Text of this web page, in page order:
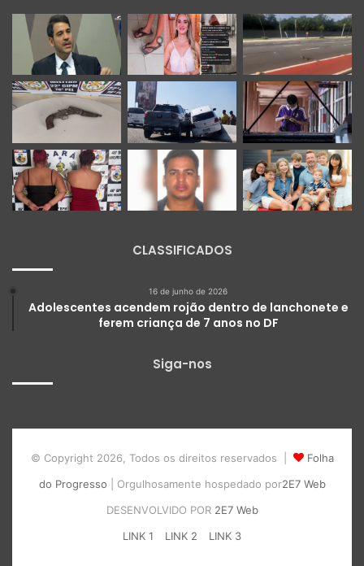
CLASSIFICADOS
16 de junho de 2026
Adolescentes acendem rojão dentro de lanchonete e
ferem criança de 7 anos no DF
Siga-nos
© Copyright 2026, Todos os direitos reservados |
Folha
do Progresso | Orgulhosamente hospedado por2E7 Web
DESENVOLVIDO POR 2E7 Web
LINK 1
LINK 2 LINK 3